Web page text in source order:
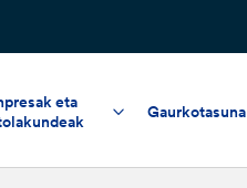
eta
Gaurkotasuna